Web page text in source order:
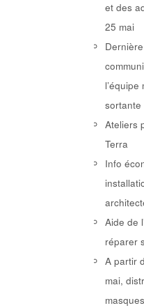
et des
25 mai
Dernière
l’équipe
sortante
Ateliers
Terra
Info
Aide de
réparer
A partir
mai,
masques